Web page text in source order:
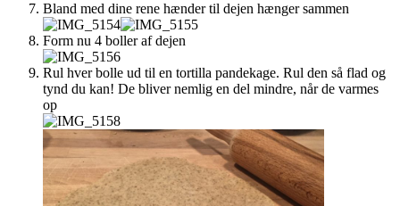
Bland med dine rene hænder til dejen hænger sammen
Form nu 4 boller af dejen
Rul hver bolle ud til en tortilla pandekage. Rul den så flad og
tynd du kan! De bliver nemlig en del mindre, når de varmes
op